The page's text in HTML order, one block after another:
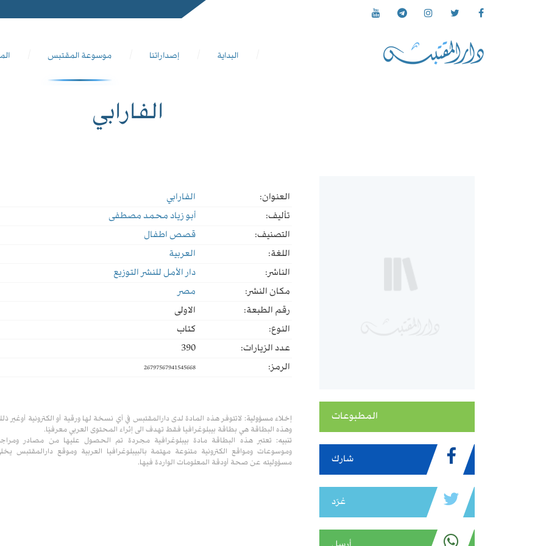
البداية إصداراتنا موسوعة المقتبس
الفارابي
المطبوعات
شارك
غرّد
العنوان:
الفارابي
تأليف:
أبو زياد محمد مصطفى
التصنيف:
قصص اطفال
اللغة:
العربية
الناشر:
دار الأمل للنشر التوزيع
مكان النشر:
مصر
رقم الطبعة:
الاولى
النوع:
كتاب
عدد الزيارات:
390
الرمز:
26797567941545668
إخلاء مسؤولية: لاتتوفر هذه المادة لدى دارالمقتبس في أي نسخة لها ورقية أو الكترونية أوغير
وهذه البطاقة هي بطاقة بيبلوغرافيا فقط تهدف الى إثراء المحتوى العربي معرفيًا.
تنبيه: تعتبر هذه البطاقة مادة بيبلوغرافية مجردة تم الحصول عليها من مصادر
وموسوعات ومواقع الكترونية متنوعة مهتمة بالبيبلوغرافيا العربية وموقع دارالمقتبس
مسؤوليته عن صحة أودقة المعلومات الواردة فيها.